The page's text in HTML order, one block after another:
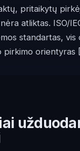
pritaikytų
atliktas. ISO/
standartas, vis
pirkimo orientyras